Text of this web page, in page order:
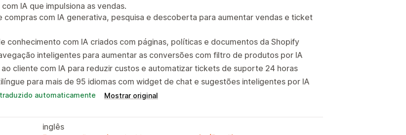
IA que impulsiona as vendas.
compras com IA generativa, pesquisa e descoberta para aumentar vendas e ticket
conhecimento com IA criados com páginas, políticas e documentos da Shopify
inteligentes para aumentar as conversões com filtro de produtos por IA
cliente com IA para reduzir custos e automatizar tickets de suporte 24 horas
para mais de 95 idiomas com widget de chat e sugestões inteligentes por IA
automaticamente Mostrar original
inglês